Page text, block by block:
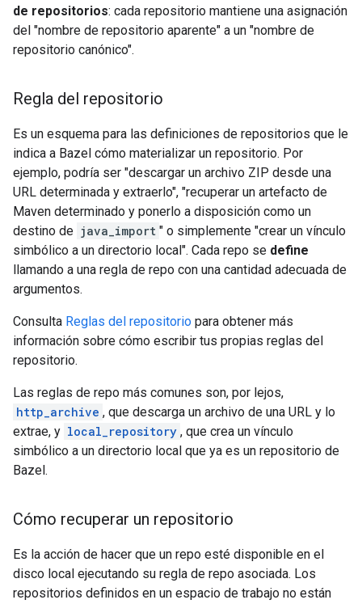
de repositorios: cada repositorio mantiene una asignación
del "nombre de repositorio aparente" a un "nombre de
repositorio canónico".
Regla del repositorio
Es un esquema para las definiciones de repositorios que le
indica a Bazel cómo materializar un repositorio. Por
ejemplo, podría ser "descargar un archivo ZIP desde una
URL determinada y extraerlo", "recuperar un artefacto de
Maven determinado y ponerlo a disposición como un
destino de java_import " o simplemente "crear un vínculo
simbólico a un directorio local". Cada repo se define
llamando a una regla de repo con una cantidad adecuada de
argumentos.
Consulta Reglas del repositorio para obtener más
información sobre cómo escribir tus propias reglas del
repositorio.
Las reglas de repo más comunes son, por lejos,
http_archive , que descarga un archivo de una URL y lo
extrae, y local_repository , que crea un vínculo
simbólico a un directorio local que ya es un repositorio de
Bazel.
Cómo recuperar un repositorio
Es la acción de hacer que un repo esté disponible en el
disco local ejecutando su regla de repo asociada. Los
repositorios definidos en un espacio de trabajo no están